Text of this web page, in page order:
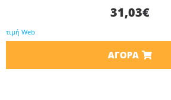
31,03€
τιμή Web
ΑΓΟΡΆ